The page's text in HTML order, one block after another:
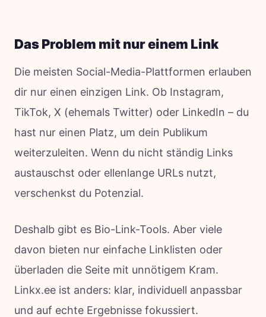
Das Problem mit nur einem Link
Die meisten Social-Media-Plattformen erlauben
dir nur einen einzigen Link. Ob Instagram,
TikTok, X (ehemals Twitter) oder LinkedIn – du
hast nur einen Platz, um dein Publikum
weiterzuleiten. Wenn du nicht ständig Links
austauschst oder ellenlange URLs nutzt,
verschenkst du Potenzial.
Deshalb gibt es Bio-Link-Tools. Aber viele
davon bieten nur einfache Linklisten oder
überladen die Seite mit unnötigem Kram.
Linkx.ee ist anders: klar, individuell anpassbar
und auf echte Ergebnisse fokussiert.